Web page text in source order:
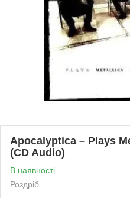
Apocalyptica – Plays
(CD Audio)
В наявності
Роздріб